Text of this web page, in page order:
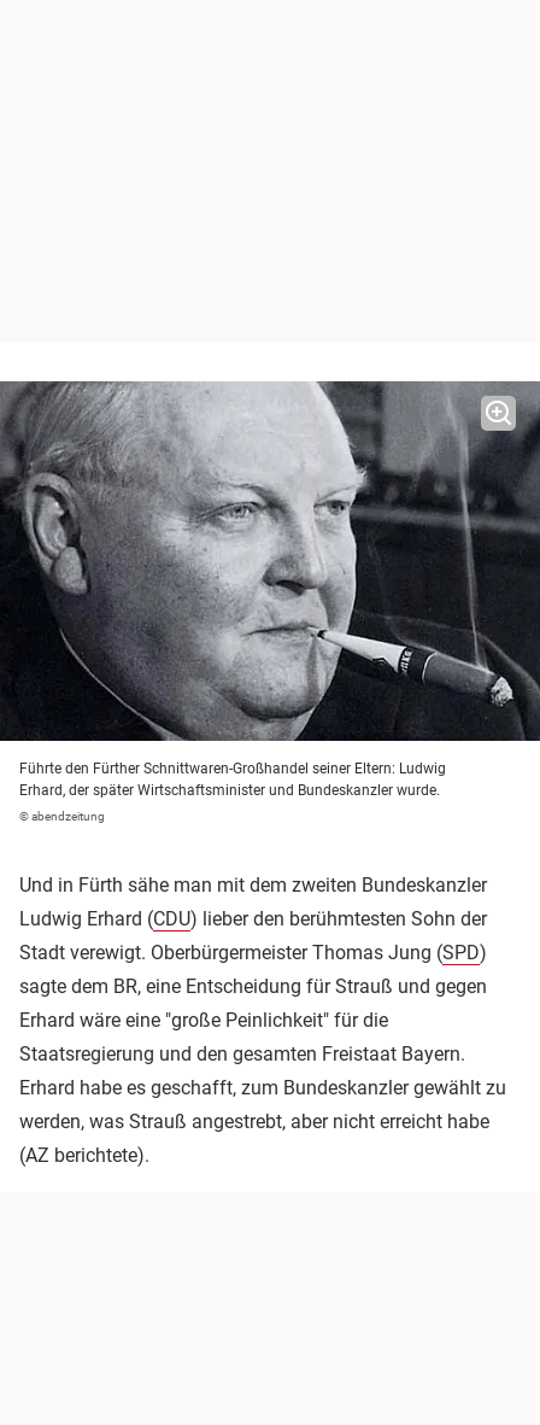
Führte den Fürther Schnittwaren-Großhandel seiner Eltern: Ludwig
Erhard, der später Wirtschaftsminister und Bundeskanzler wurde.
© abendzeitung
Und in Fürth sähe man mit dem zweiten Bundeskanzler
Ludwig Erhard (CDU) lieber den berühmtesten Sohn der
Stadt verewigt. Oberbürgermeister Thomas Jung (SPD)
sagte dem BR, eine Entscheidung für Strauß und gegen
Erhard wäre eine "große Peinlichkeit" für die
Staatsregierung und den gesamten Freistaat Bayern.
Erhard habe es geschafft, zum Bundeskanzler gewählt zu
werden, was Strauß angestrebt, aber nicht erreicht habe
(AZ berichtete).